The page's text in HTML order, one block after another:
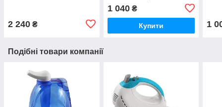
2 240 ₴
1 040₴
Купити 1
Подібні товари компанії